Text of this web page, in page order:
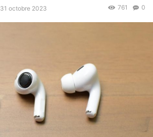
31 octobre 2023 0
761